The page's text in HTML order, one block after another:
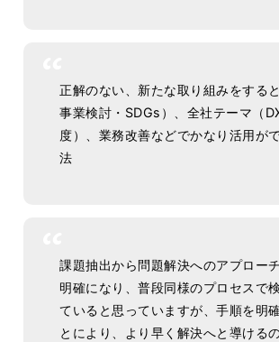
正解のない、新たな取り組みをする
事業検討・SDGs）、全社テーマ（
度）、業務改善などでかなり活用が
法
課題抽出から問題解決へのアプロー
明確になり、普段同様のプロセスで
ていると思っていますが、手順を明
とにより、より早く解決へと導ける